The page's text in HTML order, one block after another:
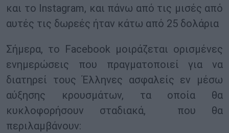
και το Instagram, και πάνω από τις μισές από
αυτές τις δωρεές ήταν κάτω από 25 δολάρια
Σήμερα, το Facebook μοιράζεται ορισμένες
ενημερώσεις που πραγματοποιεί για να
διατηρεί τους Έλληνες ασφαλείς εν μέσω
αύξησης κρουσμάτων, τα οποία θα
κυκλοφορήσουν σταδιακά, που θα
περιλαμβάνουν: